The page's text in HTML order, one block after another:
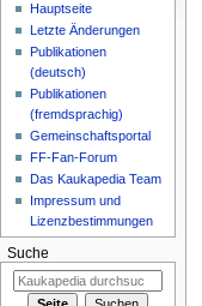
Hauptseite
Letzte Änderungen
Publikationen
(deutsch)
Publikationen
(fremdsprachig)
Gemeinschaftsportal
FF-Fan-Forum
Das Kaukapedia Team
Impressum und
Lizenzbestimmungen
Suche